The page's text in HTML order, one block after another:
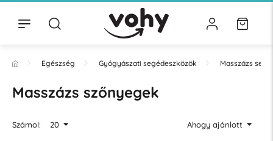
Egészség Gyógyászati segédeszközök Masszázs
Masszázs szőnyegek
Számol: 20 Ahogy ajánlott